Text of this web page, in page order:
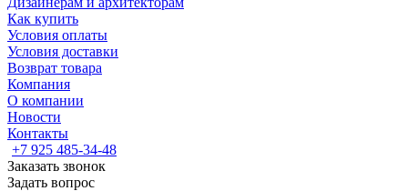
Как купить
Условия оплаты
Условия доставки
Возврат товара
Компания
О компании
Новости
Контакты
+7 925 485-34-48
Заказать звонок
Задать вопрос